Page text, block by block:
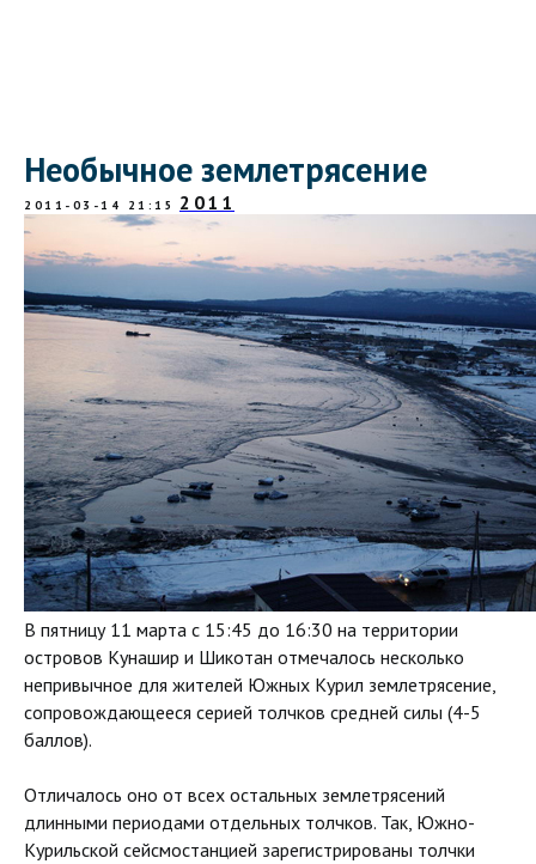
Необычное землетрясение
2011-03-14 21:15 2011
В пятницу 11 марта с 15:45 до 16:30 на территории
островов Кунашир и Шикотан отмечалось несколько
непривычное для жителей Южных Курил землетрясение,
сопровождающееся серией толчков средней силы (4-5
баллов).
Отличалось оно от всех остальных землетрясений
длинными периодами отдельных толчков. Так, Южно-
Курильской сейсмостанцией зарегистрированы толчки